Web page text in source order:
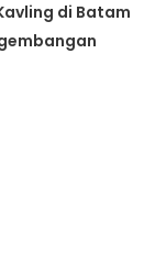
di Batam